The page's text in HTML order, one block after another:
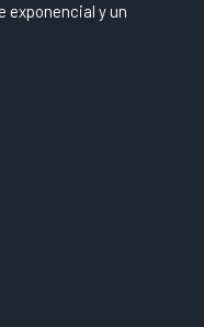
exponencial y un